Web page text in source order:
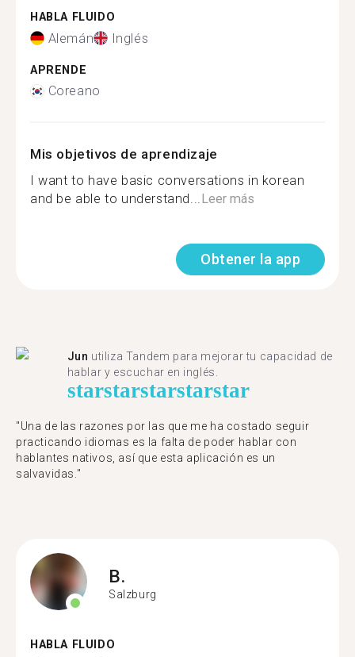
HABLA FLUIDO
Alemán Inglés
APRENDE
Coreano
Mis objetivos de aprendizaje
I want to have basic conversations in korean
and be able to understand...Leer más
Obtener la app
Jun utiliza Tandem para mejorar tu capacidad de
hablar y escuchar en inglés.
starstarstarstarstar
"Una de las razones por las que me ha costado seguir
practicando idiomas es la falta de poder hablar con
hablantes nativos, así que esta aplicación es un
salvavidas."
B.
Salzburg
HABLA FLUIDO